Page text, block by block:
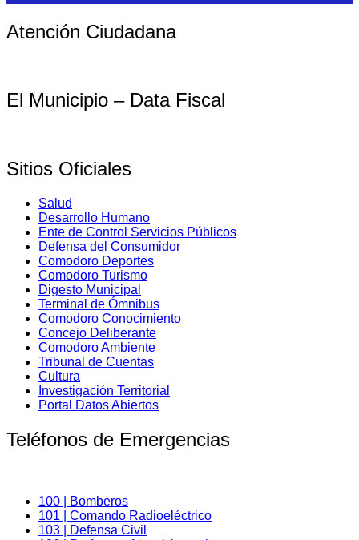
Atención Ciudadana
El Municipio – Data Fiscal
Sitios Oficiales
Salud
Desarrollo Humano
Ente de Control Servicios Públicos
Defensa del Consumidor
Comodoro Deportes
Comodoro Turismo
Digesto Municipal
Terminal de Ómnibus
Comodoro Conocimiento
Concejo Deliberante
Comodoro Ambiente
Tribunal de Cuentas
Cultura
Investigación Territorial
Portal Datos Abiertos
Teléfonos de Emergencias
100 | Bomberos
101 | Comando Radioeléctrico
103 | Defensa Civil